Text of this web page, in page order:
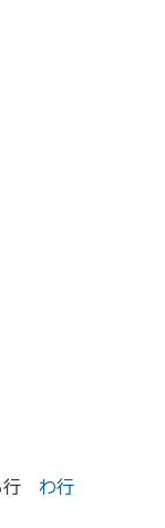
行 わ行